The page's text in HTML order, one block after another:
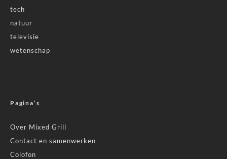
tech
natuur
televisie
wetenschap
Pagina’s
Over Mixed Grill
Contact en samenwerken
Colofon